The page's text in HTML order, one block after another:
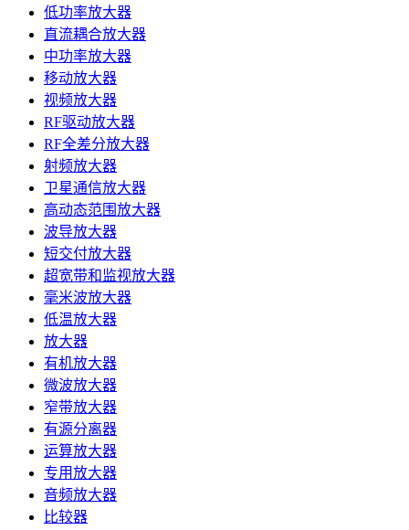
低功率放大器
直流耦合放大器
中功率放大器
移动放大器
视频放大器
RF驱动放大器
RF全差分放大器
射频放大器
卫星通信放大器
高动态范围放大器
波导放大器
短交付放大器
超宽带和监视放大器
毫米波放大器
低温放大器
放大器
有机放大器
微波放大器
窄带放大器
有源分离器
运算放大器
专用放大器
音频放大器
比较器